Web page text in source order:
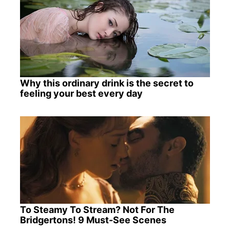
Why this ordinary drink is the secret to
feeling your best every day
To Steamy To Stream? Not For The
Bridgertons! 9 Must-See Scenes